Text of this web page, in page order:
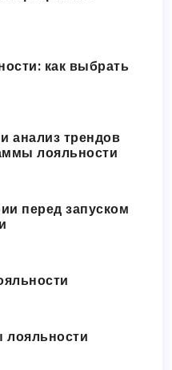
как выбрать
анализ трендов
лояльности
перед запуском
лояльности